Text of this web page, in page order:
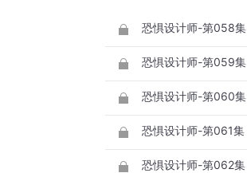
恐惧设计师-第058集
恐惧设计师-第059集
恐惧设计师-第060集
恐惧设计师-第061集
恐惧设计师-第062集